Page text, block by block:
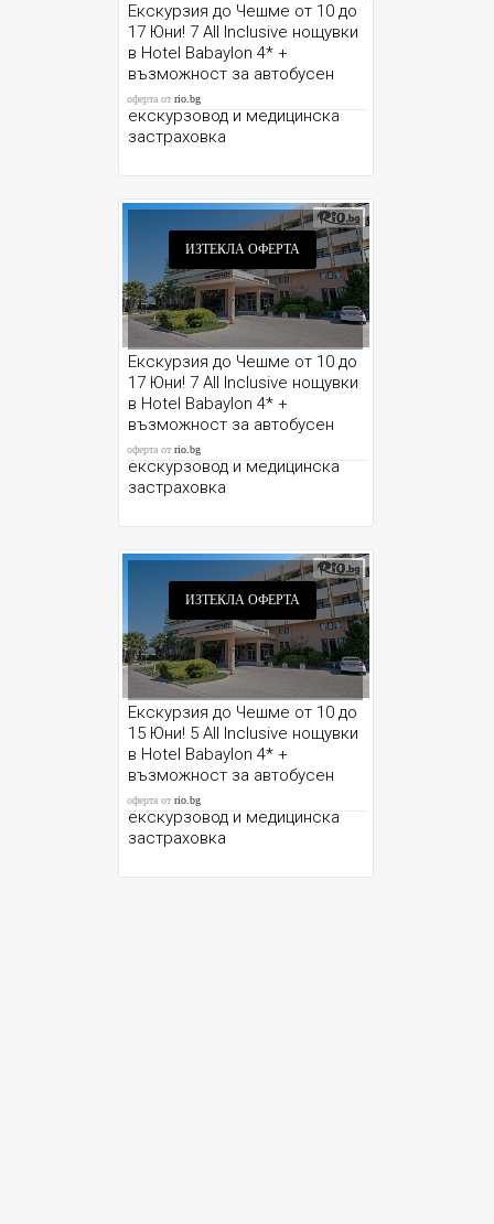
Екскурзия до Чешме от 10 до
17 Юни! 7 All Inclusive нощувки
в Hotel Babaylon 4* +
възможност за автобусен
транспорт от София и Варна,
екскурзовод и медицинска
застраховка
оферта отrio.bg
ИЗТЕКЛА ОФЕРТА
Екскурзия до Чешме от 10 до
17 Юни! 7 All Inclusive нощувки
в Hotel Babaylon 4* +
възможност за автобусен
транспорт от София и Варна,
екскурзовод и медицинска
застраховка
оферта отrio.bg
ИЗТЕКЛА ОФЕРТА
Екскурзия до Чешме от 10 до
15 Юни! 5 All Inclusive нощувки
в Hotel Babaylon 4* +
възможност за автобусен
транспорт от София и Варна,
екскурзовод и медицинска
застраховка
оферта отrio.bg